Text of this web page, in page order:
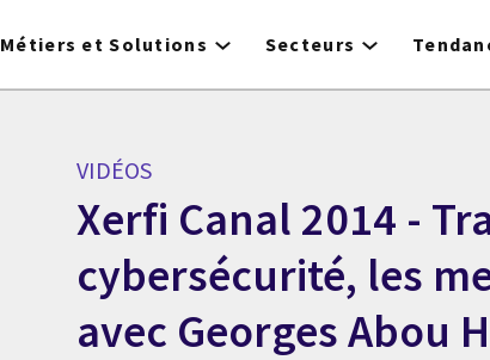
Métiers et Solutions Secteurs
VIDÉOS
Xerfi Canal 2014 -
cybersécurité, les
avec Georges Abou